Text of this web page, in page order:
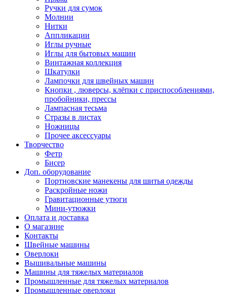
Ручки для сумок
Молнии
Нитки
Аппликации
Иглы ручные
Иглы для бытовых машин
Винтажная коллекция
Шкатулки
Лампочки для швейных машин
Кнопки , люверсы, клёпки с приспособлениями,
пробойники, прессы
Лампасная тесьма
Стразы в листах
Ножницы
Прочее аксессуары
Творчество
Фетр
Бисер
Доп. оборудование
Портновские манекены для шитья одежды
Раскройные ножи
Гравитационные утюги
Мини-утюжки
Оплата и доставка
О магазине
Контакты
Швейные машины
Оверлоки
Вышивальные машины
Машины для тяжелых материалов
Промышленные для тяжелых материалов
Промышленные оверлоки